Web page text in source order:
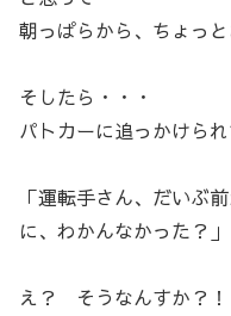
朝っぱらから、ちょっ
そしたら・・・
パトカーに追っかけら
「運転手さん、だいぶ
に、わかんなかった？」
え？ そうなんすか？！